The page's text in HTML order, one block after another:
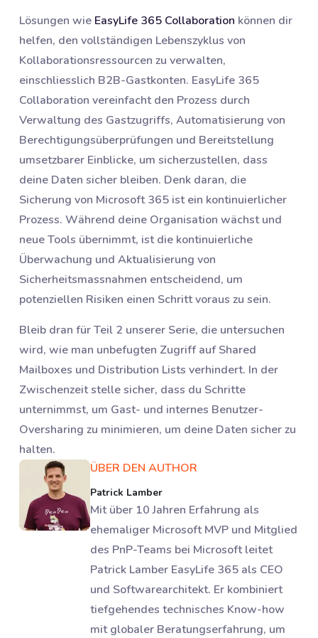
Lösungen wie EasyLife 365 Collaboration können dir
helfen, den vollständigen Lebenszyklus von
Kollaborationsressourcen zu verwalten,
einschliesslich B2B-Gastkonten. EasyLife 365
Collaboration vereinfacht den Prozess durch
Verwaltung des Gastzugriffs, Automatisierung von
Berechtigungsüberprüfungen und Bereitstellung
umsetzbarer Einblicke, um sicherzustellen, dass
deine Daten sicher bleiben. Denk daran, die
Sicherung von Microsoft 365 ist ein kontinuierlicher
Prozess. Während deine Organisation wächst und
neue Tools übernimmt, ist die kontinuierliche
Überwachung und Aktualisierung von
Sicherheitsmassnahmen entscheidend, um
potenziellen Risiken einen Schritt voraus zu sein.
Bleib dran für Teil 2 unserer Serie, die untersuchen
wird, wie man unbefugten Zugriff auf Shared
Mailboxes und Distribution Lists verhindert. In der
Zwischenzeit stelle sicher, dass du Schritte
unternimmst, um Gast- und internes Benutzer-
Oversharing zu minimieren, um deine Daten sicher zu
halten.
ÜBER DEN AUTHOR
Patrick Lamber
Mit über 10 Jahren Erfahrung als
ehemaliger Microsoft MVP und Mitglied
des PnP-Teams bei Microsoft leitet
Patrick Lamber EasyLife 365 als CEO
und Softwarearchitekt. Er kombiniert
tiefgehendes technisches Know-how
mit globaler Beratungserfahrung, um